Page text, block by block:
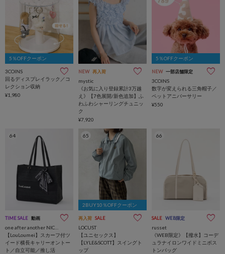
5％OFFクーポン
3COINS
回るディスプレイラック／コ
レクション収納
¥1,980
NEW 再入荷
mystic
《お気に入り登録累計3万越
え》【7色展開/新色追加】ふ
わふわシャーリングチュニッ
ク
¥7,920
5％OFFクーポン
NEW 一部店舗限定
3COINS
数字が変えられる三角帽子／
ペットアニバーサリー
¥550
64
TIME SALE 動画
【LouLoumei】スカーフ付ツ
イード横長キャリーオントー
ト／自立可能／推し活
65
2BUY10％OFFクーポン
再入荷 SALE
LOCUST
【ユニセックス】
【LYLE&SCOTT】スイングト
ップ
66
SALE WEB限定
russet
《WEB限定》【撥水】コーデ
ュラナイロンワイドミニボス
トンバッグ